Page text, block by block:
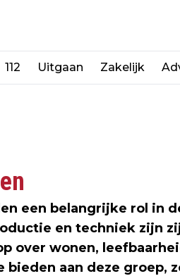
112 Uitgaan Zakelijk
een belangrijke rol in
en techniek zijn
over wonen,
aan deze groep,